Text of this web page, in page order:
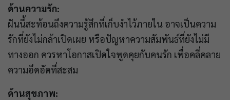
ด้านความรัก:
ฝันนี้สะท้อนถึงความรู้สึกที่เก็บงำไว้ภายใน อาจเป็นความ
รักที่ยังไม่กล้าเปิดเผย หรือปัญหาความสัมพันธ์ที่ยังไม่มี
ทางออก ควรหาโอกาสเปิดใจพูดคุยกับคนรัก เพื่อคลี่คลาย
ความอึดอัดที่สะสม
ด้านสุขภาพ: